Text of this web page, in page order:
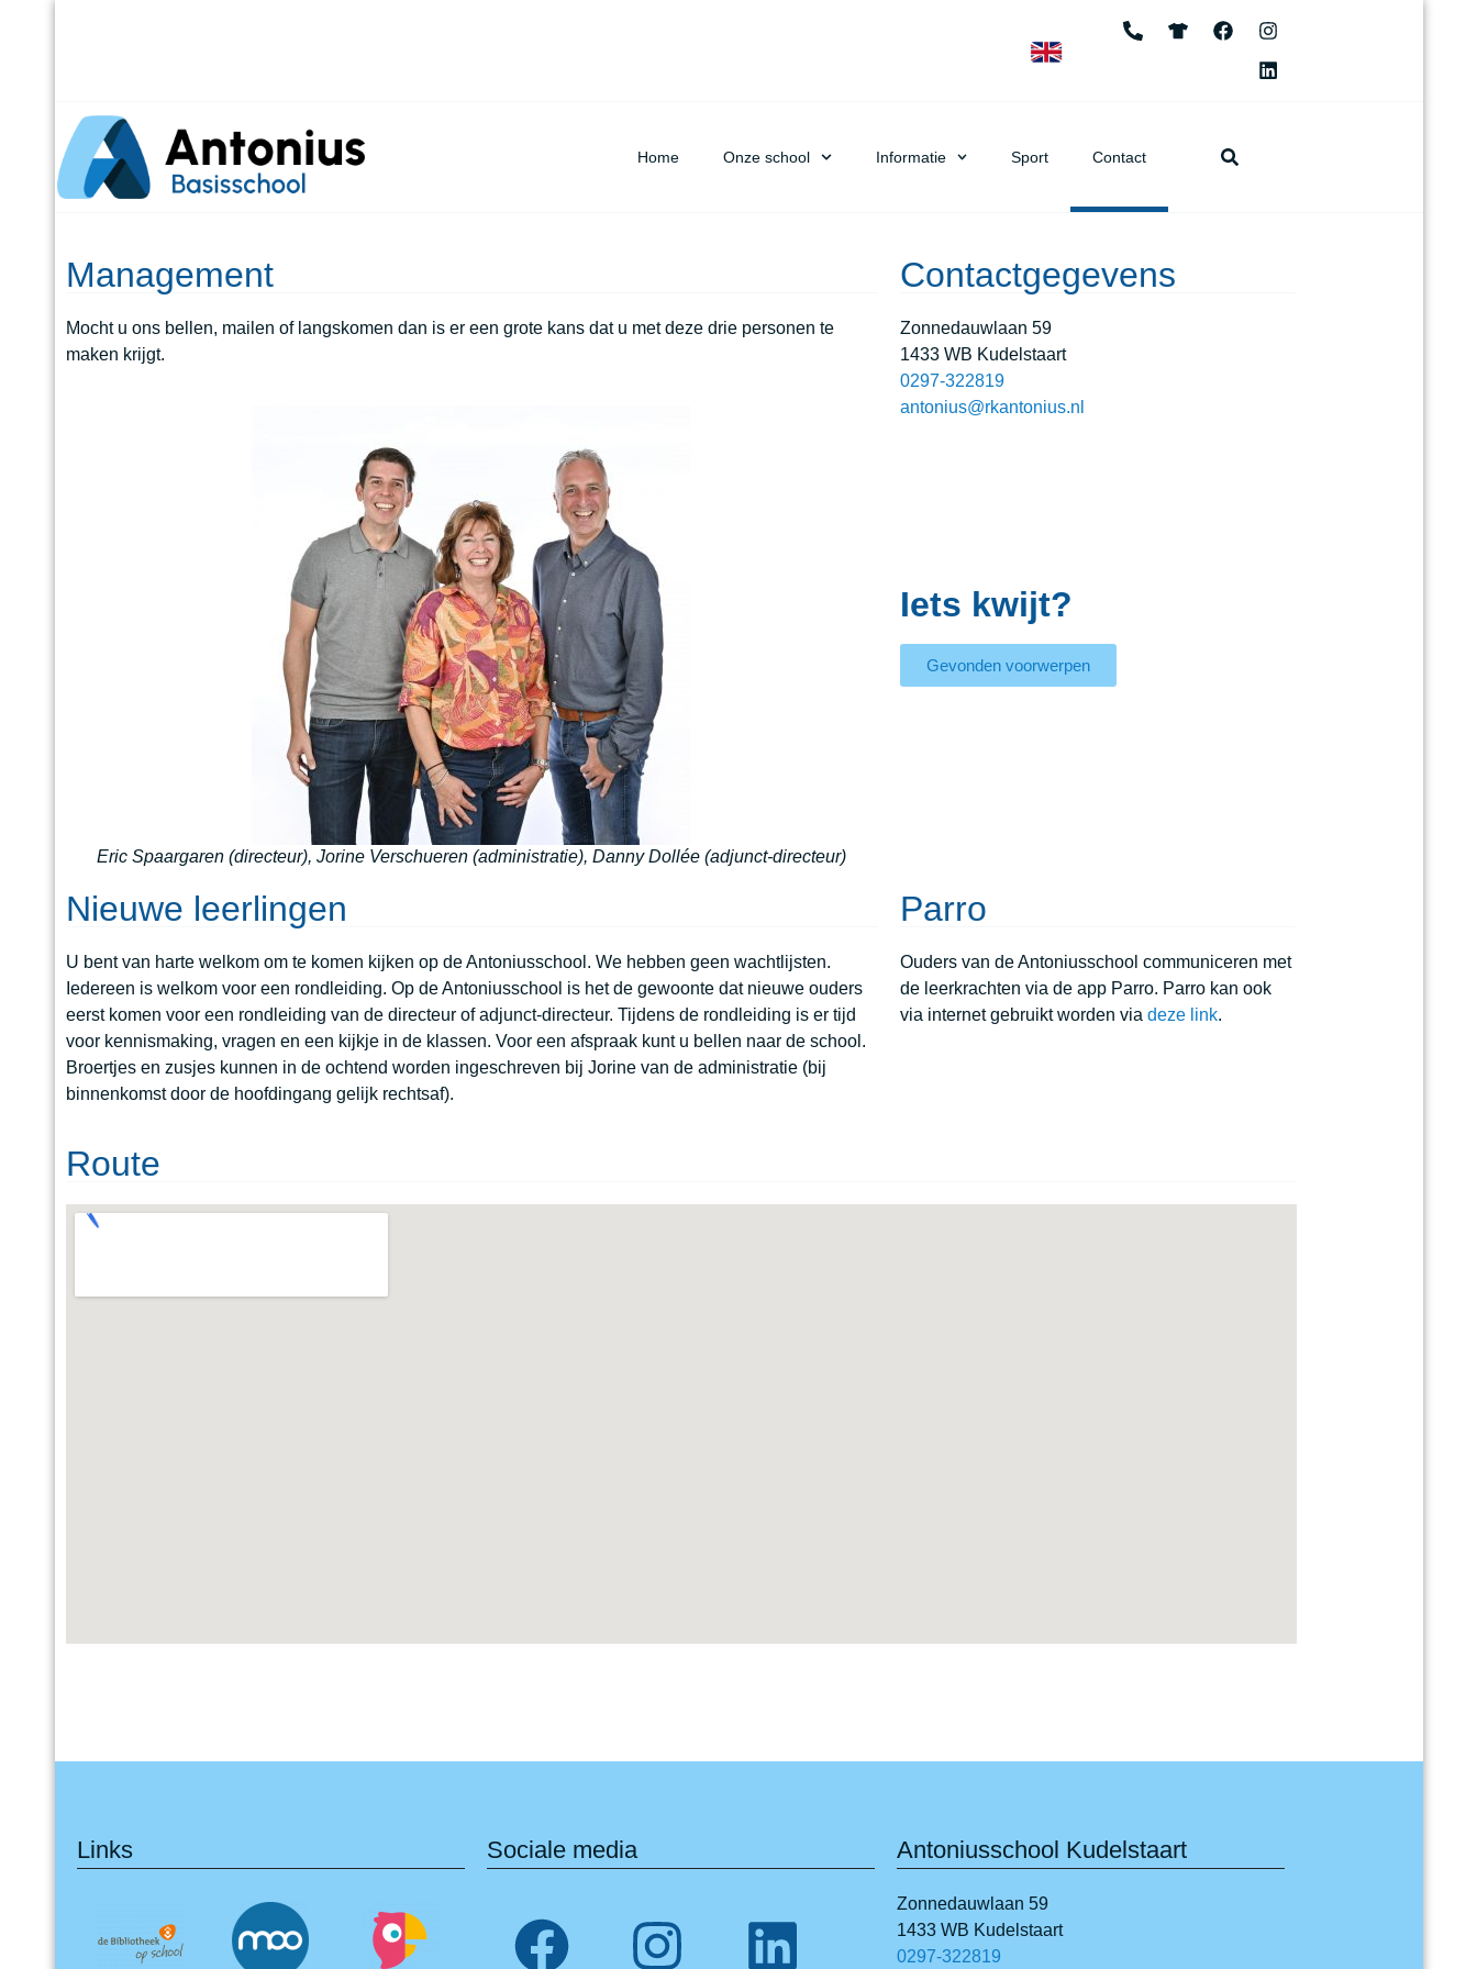
Home Onze school Informatie Sport Contact
Management
Mocht u ons bellen, mailen of langskomen dan is er een grote kans dat u met deze drie personen te
maken krijgt.
Eric Spaargaren (directeur), Jorine Verschueren (administratie), Danny Dollée (adjunct-directeur)
Contactgegevens
Zonnedauwlaan 59
1433 WB Kudelstaart
0297-322819
antonius@rkantonius.nl
Iets kwijt?
Gevonden voorwerpen
Nieuwe leerlingen
U bent van harte welkom om te komen kijken op de Antoniusschool. We hebben geen wachtlijsten.
Iedereen is welkom voor een rondleiding. Op de Antoniusschool is het de gewoonte dat nieuwe ouders
eerst komen voor een rondleiding van de directeur of adjunct-directeur. Tijdens de rondleiding is er tijd
voor kennismaking, vragen en een kijkje in de klassen. Voor een afspraak kunt u bellen naar de school.
Broertjes en zusjes kunnen in de ochtend worden ingeschreven bij Jorine van de administratie (bij
binnenkomst door de hoofdingang gelijk rechtsaf).
Parro
Ouders van de Antoniusschool communiceren met
de leerkrachten via de app Parro. Parro kan ook
via internet gebruikt worden viadeze link.
Route
Links Sociale media Antoniusschool Kudelstaart
Zonnedauwlaan 59
1433 WB Kudelstaart
0297-322819